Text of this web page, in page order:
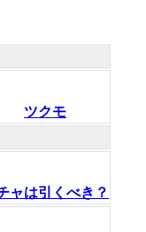
ツクモ
ャは引くべき？